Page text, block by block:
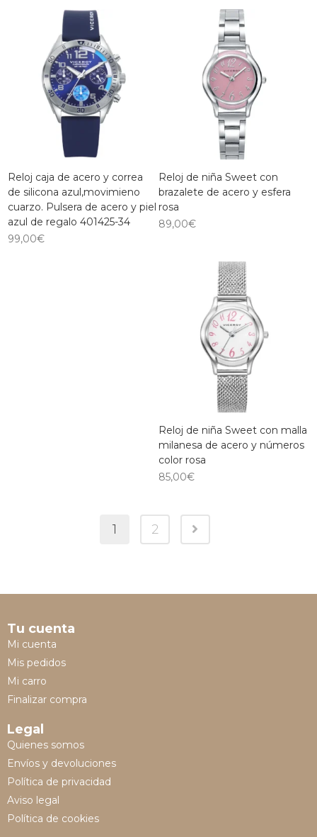
Reloj caja de acero y correa
de silicona azul,movimieno
cuarzo. Pulsera de acero y piel
azul de regalo 401425-34
99,00€
Reloj de niña Sweet con
brazalete de acero y esfera
rosa
89,00€
Reloj de niña Sweet con malla
milanesa de acero y números
color rosa
85,00€
1 2
Tu cuenta
Mi cuenta
Mis pedidos
Mi carro
Finalizar compra
Legal
Quienes somos
Envíos y devoluciones
Política de privacidad
Aviso legal
Política de cookies